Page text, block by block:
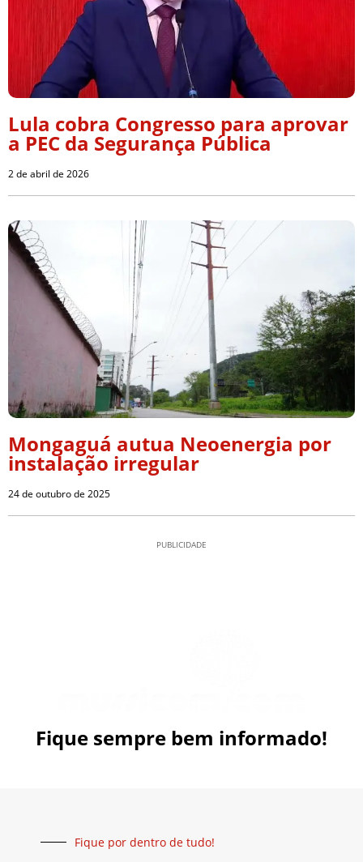
Lula cobra Congresso para aprovar
a PEC da Segurança Pública
2 de abril de 2026
Mongaguá autua Neoenergia por
instalação irregular
24 de outubro de 2025
PUBLICIDADE
Fique sempre bem informado!
Fique por dentro de tudo!